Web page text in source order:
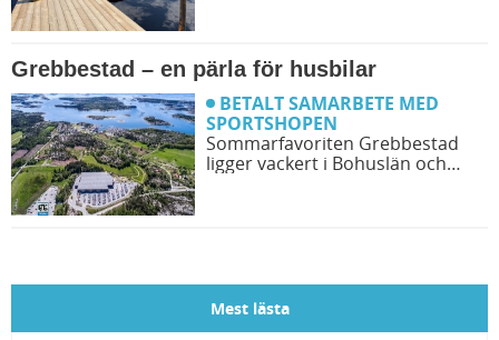
Resort och ta del av vårt
bildreportage från både
ställplatsen och äventyren runt
omkring.
Grebbestad – en pärla för husbilar
BETALT SAMARBETE MED
SPORTSHOPEN
Sommarfavoriten Grebbestad
ligger vackert i Bohuslän och
möter upp Reinert Sörensson
som är grundare till en av
Mest lästa